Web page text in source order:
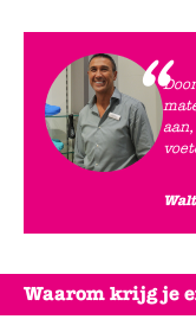
Waarom krijg je